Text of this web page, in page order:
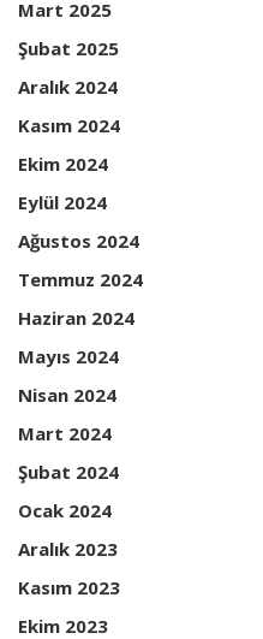
Mart 2025
Şubat 2025
Aralık 2024
Kasım 2024
Ekim 2024
Eylül 2024
Ağustos 2024
Temmuz 2024
Haziran 2024
Mayıs 2024
Nisan 2024
Mart 2024
Şubat 2024
Ocak 2024
Aralık 2023
Kasım 2023
Ekim 2023